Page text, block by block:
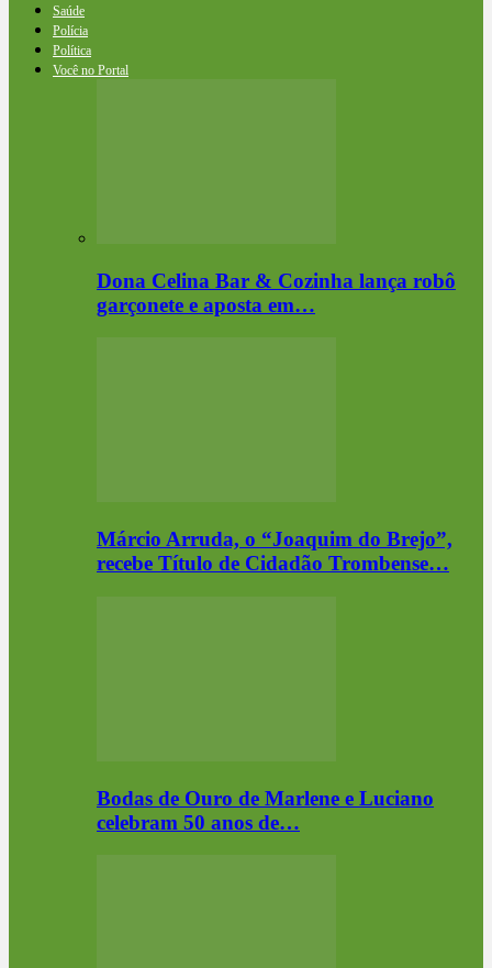
Saúde
Polícia
Política
Você no Portal
Dona Celina Bar & Cozinha lança robô
garçonete e aposta em…
Márcio Arruda, o “Joaquim do Brejo”,
recebe Título de Cidadão Trombense…
Bodas de Ouro de Marlene e Luciano
celebram 50 anos de…